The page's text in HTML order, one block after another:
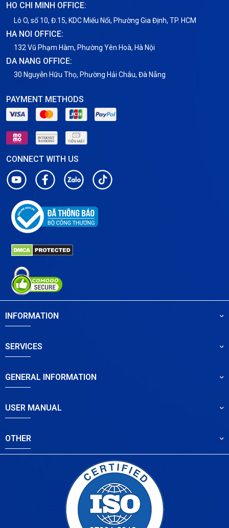
Tin tức
HO CHI MINH OFFICE:
Lô O, số 10, Đ.15, KDC Miếu Nổi, Phường Gia Định, TP. HCM
HA NOI OFFICE:
132 Vũ Phạm Hàm, Phường Yên Hoà, Hà Nội
DA NANG OFFICE:
30 Nguyễn Hữu Thọ, Phường Hải Châu, Đà Nẵng
PAYMENT METHODS
CONNECT WITH US
INFORMATION
SERVICES
GENERAL INFORMATION
USER MANUAL
OTHER